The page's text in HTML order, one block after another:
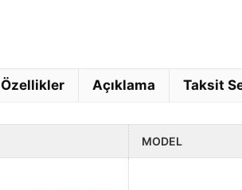
Açıklama Taksit
MODEL